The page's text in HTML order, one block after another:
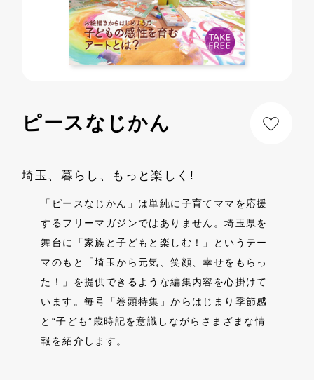
ピースなじかん
埼玉、暮らし、もっと楽しく!
「ピースなじかん」は単純に子育てママを応援
するフリーマガジンではありません。埼玉県を
舞台に「家族と子どもと楽しむ！」というテー
マのもと「埼玉から元気、笑顔、幸せをもらっ
た！」を提供できるような編集内容を心掛けて
います。毎号「巻頭特集」からはじまり季節感
と“子ども”歳時記を意識しながらさまざまな情
報を紹介します。